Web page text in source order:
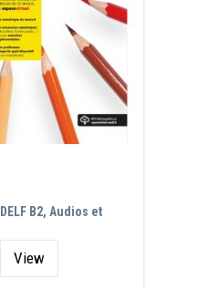
B2, Audios et
View